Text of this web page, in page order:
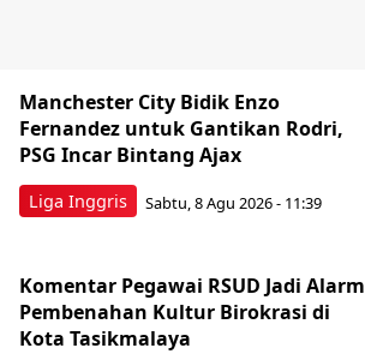
Liga Inggris
Manchester City Bidik Enzo
Fernandez untuk Gantikan Rodri,
PSG Incar Bintang Ajax
Sabtu, 8 Agu 2026 - 11:39
Komentar Pegawai RSUD Jadi Alarm
Pembenahan Kultur Birokrasi di
Kota Tasikmalaya